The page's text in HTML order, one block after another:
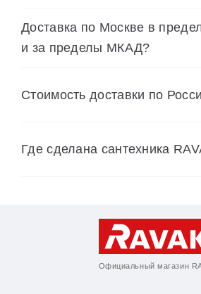
Доставка по Москве в
и за пределы МКАД?
Cтоимость доставки по
Где сделана сантехника
Официальный магазин